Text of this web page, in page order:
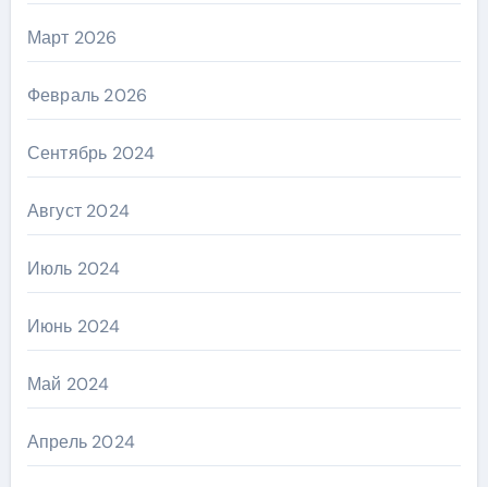
Март 2026
Февраль 2026
Сентябрь 2024
Август 2024
Июль 2024
Июнь 2024
Май 2024
Апрель 2024